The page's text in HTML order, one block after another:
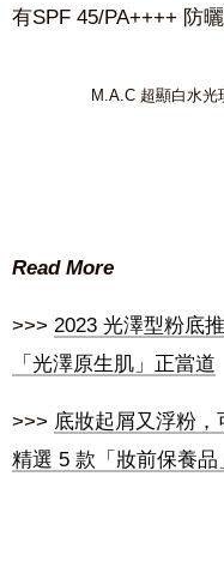
有SPF 45/PA++++ 防
M.A.C 超顯白水光
Read More
>>> 2023 光澤型粉底
「光澤原生肌」正當道
>>> 底妝起屑又浮粉
精選 5 款「妝前保養品